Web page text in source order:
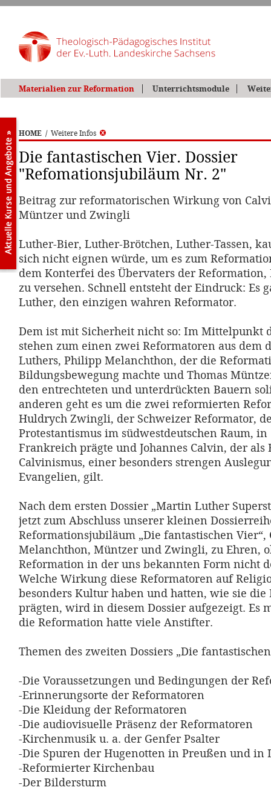
Materialien zur Reformation Unterrichtsmodule
HOME / Weitere Infos
Die fantastischen Vier. Dossier
"Refomationsjubiläum Nr. 2"
Beitrag zur reformatorischen Wirkung von
Müntzer und Zwingli
Luther-Bier, Luther-Brötchen, Luther-Tassen,
sich nicht eignen würde, um es zum
dem Konterfei des Übervaters der
zu versehen. Schnell entsteht der Eindruck: Es
Luther, den einzigen wahren Reformator.
Dem ist mit Sicherheit nicht so: Im Mittelpunkt
stehen zum einen zwei Reformatoren aus dem
Luthers, Philipp Melanchthon, der die
Bildungsbewegung machte und Thomas
den entrechteten und unterdrückten Bauern
anderen geht es um die zwei reformierten
Huldrych Zwingli, der Schweizer Reformator,
Protestantismus im südwestdeutschen Raum,
Frankreich prägte und Johannes Calvin, der als
Calvinismus, einer besonders strengen
Evangelien, gilt.
Nach dem ersten Dossier „Martin Luther
jetzt zum Abschluss unserer kleinen
Reformationsjubiläum „Die fantastischen Vier“,
Melanchthon, Müntzer und Zwingli, zu Ehren,
Reformation in der uns bekannten Form nicht
Welche Wirkung diese Reformatoren auf
besonders Kultur haben und hatten, wie sie die
prägten, wird in diesem Dossier aufgezeigt. Es
die Reformation hatte viele Anstifter.
Themen des zweiten Dossiers „Die
-Die Voraussetzungen und Bedingungen der
-Erinnerungsorte der Reformatoren
-Die Kleidung der Reformatoren
-Die audiovisuelle Präsenz der Reformatoren
-Kirchenmusik u. a. der Genfer Psalter
-Die Spuren der Hugenotten in Preußen und in
-Reformierter Kirchenbau
-Der Bildersturm